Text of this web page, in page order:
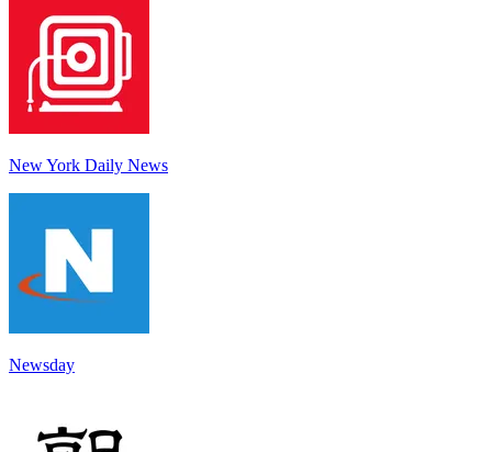
New York Daily News
Newsday